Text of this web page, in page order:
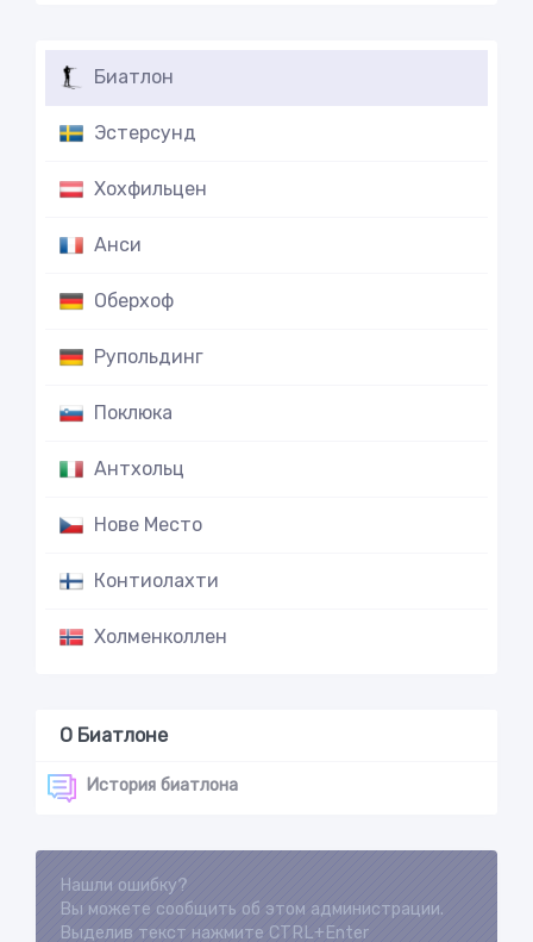
Биатлон
Эстерсунд
Хохфильцен
Анси
Оберхоф
Рупольдинг
Поклюка
Антхольц
Нове Место
Контиолахти
Холменколлен
О Биатлоне
История биатлона
Нашли ошибку?
Вы можете сообщить об этом администрации.
Выделив текст нажмите CTRL+Enter